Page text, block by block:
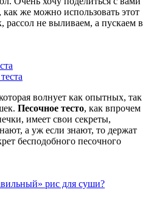
как же можно использовать этот
рассол не выливаем, а пускаем в
волнует как опытных, так
Песочное тесто, как впрочем
имеет свои секреты,
а уж если знают, то держат
бесподобного песочного
рис для суши?